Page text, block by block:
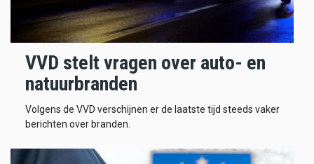
VVD stelt vragen over auto- en
natuurbranden
Volgens de VVD verschijnen er de laatste tijd steeds vaker
berichten over branden.